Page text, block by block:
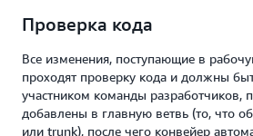
Проверка кода
Все изменения, поступающие в
проходят проверку кода и должны
участником команды разработчиков,
добавлены в главную ветвь (то, что
или trunk), после чего конвейер